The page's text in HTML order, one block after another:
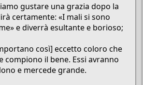
gustare una grazia dopo la
certamente: «I mali si sono
e diverrà esultante e borioso;
così] eccetto coloro che
compiono il bene. Essi avranno
e mercede grande.